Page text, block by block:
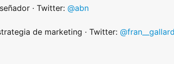
· Twitter: @abn
de marketing · Twitter: